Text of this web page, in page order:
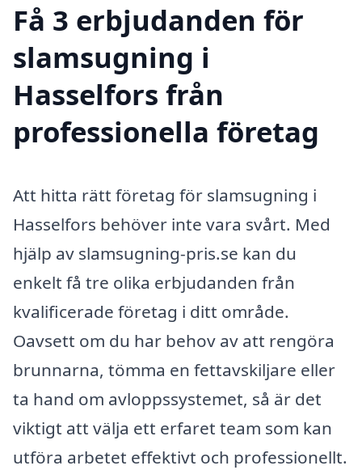
Få 3 erbjudanden för
slamsugning i
Hasselfors från
professionella företag
Att hitta rätt företag för slamsugning i
Hasselfors behöver inte vara svårt. Med
hjälp av slamsugning-pris.se kan du
enkelt få tre olika erbjudanden från
kvalificerade företag i ditt område.
Oavsett om du har behov av att rengöra
brunnarna, tömma en fettavskiljare eller
ta hand om avloppssystemet, så är det
viktigt att välja ett erfaret team som kan
utföra arbetet effektivt och professionellt.